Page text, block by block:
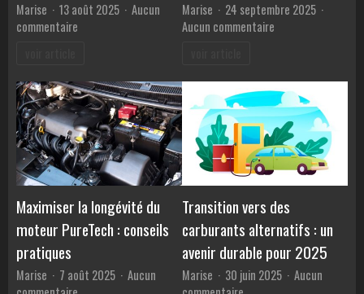
Marise 13 août 2025
Aucun
commentaire
de
l’entretien
régulier
pour
prendre
soin
de
votre
moto
Marise
24 septembre 2025
Aucun commentaire
en
matière
de
systèmes
d’aide
au
stationnement
Maximiser la longévité du
moteur PureTech : conseils
pratiques
Marise 7 août 2025
Aucun
Transition vers des
carburants alternatifs : un
avenir durable pour 2025
Marise 30 juin 2025
Aucun